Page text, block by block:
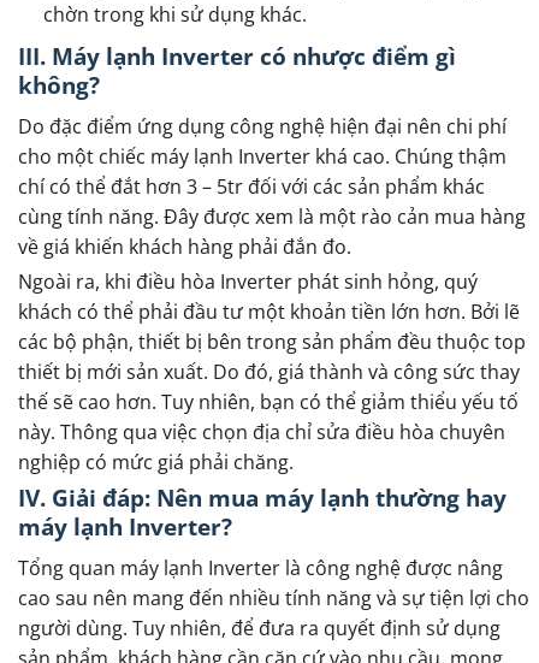
chờn trong khi sử dụng khác.
III. Máy lạnh Inverter có nhược điểm gì
không?
Do đặc điểm ứng dụng công nghệ hiện đại nên chi phí
cho một chiếc máy lạnh Inverter khá cao. Chúng thậm
chí có thể đắt hơn 3 – 5tr đối với các sản phẩm khác
cùng tính năng. Đây được xem là một rào cản mua hàng
về giá khiến khách hàng phải đắn đo.
Ngoài ra, khi điều hòa Inverter phát sinh hỏng, quý
khách có thể phải đầu tư một khoản tiền lớn hơn. Bởi lẽ
các bộ phận, thiết bị bên trong sản phẩm đều thuộc top
thiết bị mới sản xuất. Do đó, giá thành và công sức thay
thế sẽ cao hơn. Tuy nhiên, bạn có thể giảm thiểu yếu tố
này. Thông qua việc chọn địa chỉ sửa điều hòa chuyên
nghiệp có mức giá phải chăng.
IV. Giải đáp: Nên mua máy lạnh thường hay
máy lạnh Inverter?
Tổng quan máy lạnh Inverter là công nghệ được nâng
cao sau nên mang đến nhiều tính năng và sự tiện lợi cho
người dùng. Tuy nhiên, để đưa ra quyết định sử dụng